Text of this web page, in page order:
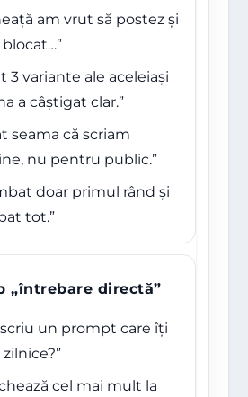
am vrut să postez și
3 variante ale aceleiași
a câștigat clar.”
seama că scriam
nu pentru public.”
doar primul rând și
tot.”
„întrebare directă”
scriu un prompt care îți
cel mai mult la